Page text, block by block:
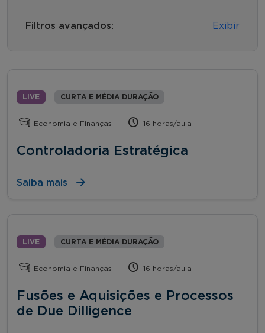
Filtros avançados: Exibir
LIVE CURTA E MÉDIA DURAÇÃO
Economia e Finanças 16 horas/aula
Controladoria Estratégica
Saiba mais
LIVE CURTA E MÉDIA DURAÇÃO
Economia e Finanças 16 horas/aula
Fusões e Aquisições e Processos
de Due Dilligence